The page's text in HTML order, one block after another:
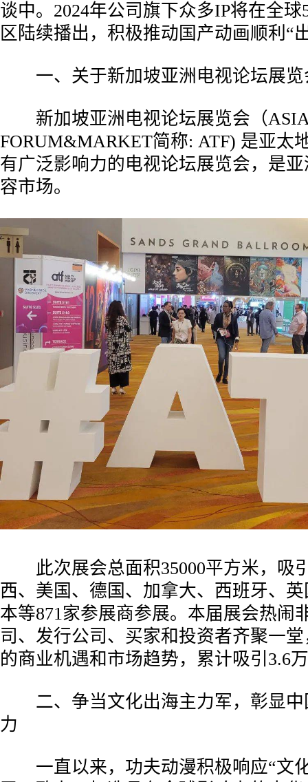
谈中。2024年公司旗下众多IP将在全
区陆续播出，积极推动国产动画顺利“
一、关于新加坡亚洲电视论坛展览
新加坡亚洲电视论坛展览会（
FORUM&MARKET简称: ATF) 是亚太
有广泛影响力的电视论坛展览会，是
容市场。
此次展会总面积35000平方米，吸
西、美国、德国、加拿大、西班牙、
本等871家参展商参展。本届展会热闹
司、发行公司、买家和投资者齐聚一
的商业机遇和市场趋势，累计吸引3.6
二、争当文化出海主力军，彰显中
力
一直以来，功夫动漫积极响应“文